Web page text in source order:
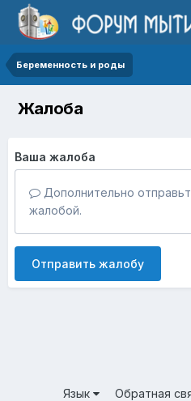
Беременность и роды
Жалоба
Ваша жалоба
Дополнительно
жалобой.
Отправить жалобу
Язык Обратная